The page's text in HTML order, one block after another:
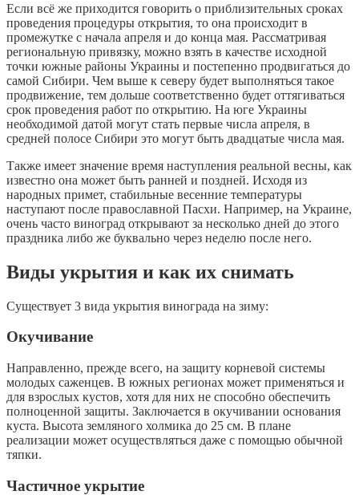
Если всё же приходится говорить о приблизительных сроках
проведения процедуры открытия, то она происходит в
промежутке с начала апреля и до конца мая. Рассматривая
региональную привязку, можно взять в качестве исходной
точки южные районы Украины и постепенно продвигаться до
самой Сибири. Чем выше к северу будет выполняться такое
продвижение, тем дольше соответственно будет оттягиваться
срок проведения работ по открытию. На юге Украины
необходимой датой могут стать первые числа апреля, в
средней полосе Сибири это могут быть двадцатые числа мая.
Также имеет значение время наступления реальной весны, как
известно она может быть ранней и поздней. Исходя из
народных примет, стабильные весенние температуры
наступают после православной Пасхи. Например, на Украине,
очень часто виноград открывают за несколько дней до этого
праздника либо же буквально через неделю после него.
Виды укрытия и как их снимать
Существует 3 вида укрытия винограда на зиму:
Окучивание
Направленно, прежде всего, на защиту корневой системы
молодых саженцев. В южных регионах может применяться и
для взрослых кустов, хотя для них не способно обеспечить
полноценной защиты. Заключается в окучивании основания
куста. Высота земляного холмика до 25 см. В плане
реализации может осуществляться даже с помощью обычной
тяпки.
Частичное укрытие